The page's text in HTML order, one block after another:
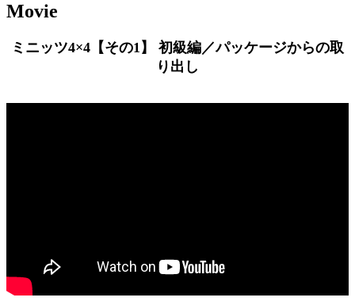
Movie
ミニッツ4×4【その1】 初級編／パッケージからの取
り出し